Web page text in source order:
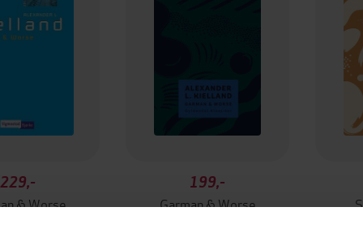
229,-
& Worse
199,-
Garman & Worse